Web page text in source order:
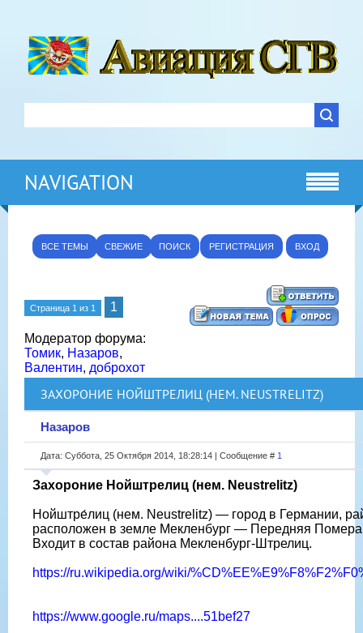
NAVIGATION
ВСЕ ТЕМЫ СВЕЖИЕ ПОИСК РЕГИСТРАЦИЯ ВХОД
Страница 1 из 1 1
Модератор форума:
Томик, Назаров,
Валентин, доброхот
ЗАХОРОНИЕ НОЙШТРЕЛИЦ (НЕМ. NEUSTRELITZ)
Назаров
Дата: Суббота, 25 Октября 2014, 18:28:14 | Сообщение # 1
Захороние Нойштрелиц (нем. Neustrelitz)
Нойштре́лиц (нем. Neustrelitz) — город в Германии,
расположен в земле Мекленбург — Передняя
Входит в состав района Мекленбург-Штрелиц.
https://ru.wikipedia.org/wiki/
https://www.google.ru/maps....51bef27